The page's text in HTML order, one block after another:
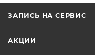
ЗАПИСЬ НА СЕРВИС
АКЦИИ